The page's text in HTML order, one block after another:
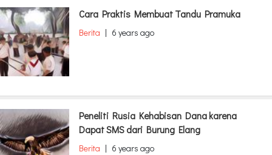
Cara Praktis Membuat Tandu Pramuka
Berita | 6 years ago
Peneliti Rusia Kehabisan Dana karena
Dapat SMS dari Burung Elang
Berita | 6 years ago